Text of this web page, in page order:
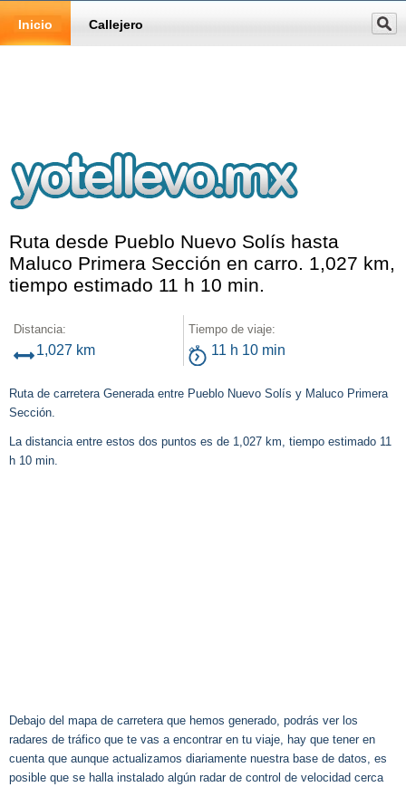
Inicio Callejero
Ruta desde Pueblo Nuevo Solís hasta
Maluco Primera Sección en carro. 1,027 km,
tiempo estimado 11 h 10 min.
Distancia:
1,027 km
Tiempo de viaje:
11 h 10 min
Ruta de carretera Generada entre Pueblo Nuevo Solís y Maluco Primera
Sección.
La distancia entre estos dos puntos es de 1,027 km, tiempo estimado 11
h 10 min.
Debajo del mapa de carretera que hemos generado, podrás ver los
radares de tráfico que te vas a encontrar en tu viaje, hay que tener en
cuenta que aunque actualizamos diariamente nuestra base de datos, es
posible que se halla instalado algún radar de control de velocidad cerca